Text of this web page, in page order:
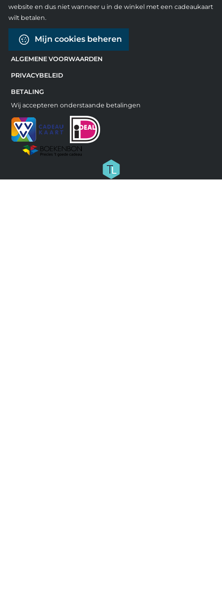
website en dus niet wanneer u in de winkel met een cadeaukaart
wilt betalen.
Mijn cookies beheren
ALGEMENE VOORWAARDEN
PRIVACYBELEID
BETALING
Wij accepteren onderstaande betalingen